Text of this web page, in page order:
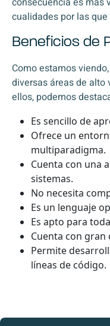
cualidades por las
Beneficios de
Como estamos
diversas áreas de alto
ellos, podemos
Es sencillo de
Ofrece un
multiparadigma.
Cuenta con una
sistemas.
No necesita
Es un lenguaje
Es apto para
Cuenta con
Permite
líneas de código.